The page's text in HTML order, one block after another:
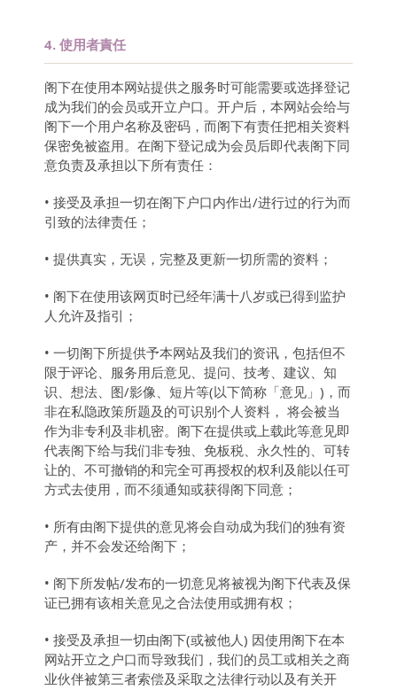
4. 使用者責任
阁下在使用本网站提供之服务时可能需要或选择登记
成为我们的会员或开立户口。开户后，本网站会给与
阁下一个用户名称及密码，而阁下有责任把相关资料
保密免被盗用。在阁下登记成为会员后即代表阁下同
意负责及承担以下所有责任：
• 接受及承担一切在阁下户口内作出/进行过的行为而
引致的法律责任；
• 提供真实，无误，完整及更新一切所需的资料；
• 阁下在使用该网页时已经年满十八岁或已得到监护
人允许及指引；
• 一切阁下所提供予本网站及我们的资讯，包括但不
限于评论、服务用后意见、提问、技考、建议、知
识、想法、图/影像、短片等(以下简称「意见」)，而
非在私隐政策所题及的可识别个人资料， 将会被当
作为非专利及非机密。阁下在提供或上载此等意见即
代表阁下给与我们非专独、免板税、永久性的、可转
让的、不可撤销的和完全可再授权的权利及能以任可
方式去使用，而不须通知或获得阁下同意；
• 所有由阁下提供的意见将会自动成为我们的独有资
产，并不会发还给阁下；
• 阁下所发帖/发布的一切意见将被视为阁下代表及保
证已拥有该相关意见之合法使用或拥有权；
• 接受及承担一切由阁下(或被他人) 因使用阁下在本
网站开立之户口而导致我们，我们的员工或相关之商
业伙伴被第三者索偿及采取之法律行动以及有关开